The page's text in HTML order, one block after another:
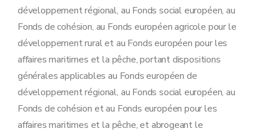
Art. 37
Art. 38
Art. 39
Art. 40
Art. 41
Art. 42
Art. 43
Chapitre VI Modifications de l'arrêté du gouvernement wallon du 10 septembre 2015 relatif aux aides au développement et à l'investissement dans le secteur agricole
Art. 44
Art. 45
Art. 46
développement régional, au Fonds social européen, au
Fonds de cohésion, au Fonds européen agricole pour le
développement rural et au Fonds européen pour les
affaires maritimes et la pêche, portant dispositions
générales applicables au Fonds européen de
développement régional, au Fonds social européen, au
Fonds de cohésion et au Fonds européen pour les
affaires maritimes et la pêche, et abrogeant le